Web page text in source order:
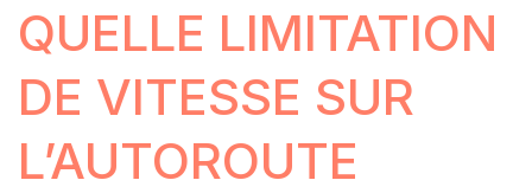
QUELLE LIMITATION
DE VITESSE SUR
L’AUTOROUTE